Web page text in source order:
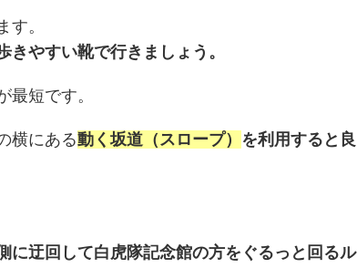
す。
やすい靴で行きましょう。
短です。
横にある動く坂道（スロープ） を利用すると良
に迂回して白虎隊記念館の方をぐるっと回るル